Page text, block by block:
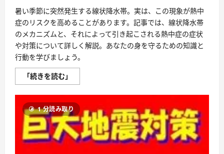
暑い季節に突然発生する線状降水帯。実は、この現象が熱中
症のリスクを高めることがあります。記事では、線状降水帯
のメカニズムと、それによって引き起こされる熱中症の症状
や対策について詳しく解説。あなたの身を守るための知識と
行動を学びましょう。
「続きを読む」
状
水
帯
が
熱
中
症
を
招
1 分読み取り